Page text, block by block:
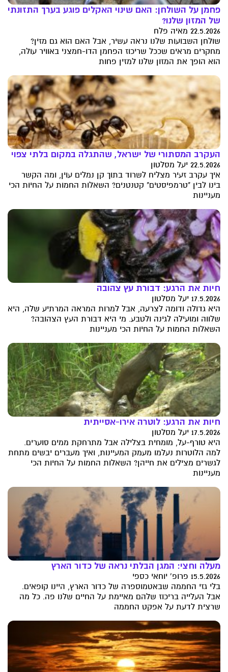
פחמן על השולחן: האם שינוי האקלים פוגע בערך התזונתי
של המזון שלנו?
22.5.2026 מאיה פלח
שולחן השבועות שלנו נראה עשיר, אבל האם הוא גם מזין?
מחקרים מראים שככל שריכוז הפחמן הדו-חמצני באוויר עולה,
הוא הופך את המזון שלנו למזין פחות
העקרב המסתורי של ישראל, שהתגלה במקום בלתי צפוי
22.5.2026 יעל מסלטון
איך עקרב זעיר מצליח לשרוד בתוך קן נמלים עוין, ומה הקשר
בינו לבין "טרמפיסטים" קטנטנים? השאלות החמות על החיות הכי
מעניינות
חיות את הרגע: דבורת עץ צהובה
17.5.2026 יעל מסלטון
היא גדולה ודומה לצרעה, אבל למרות המראה המרתיע שלה, היא
שלווה ומועילה לגינה ולטבע. מי היא דבורת העץ הצהובה?
השאלות החמות על החיות הכי מעניינות
חיות את הרגע: לוטרה אירו-אסייתית
17.5.2026 יעל מסלטון
היא טורף-על, מומחית בצלילה אבל מתרחקת ממים סוערים.
למה הלוטרות נעלמו מעמק המעיינות, ואיך מעברים יבשים מתחת
לגשרים מצילים את חייהן? השאלות החמות על החיות הכי
מעניינות
מעלה וחצי: המגן הבלתי נראה של כדור הארץ
15.5.2026 פרופ' יוחאי כספי
בלי גזי החממה שבאטמוספרה של כדור הארץ, היינו קופאים.
אבל העלייה בריכוז שלהם מאיימת על החיים שלנו פה. כל מה
שרצית לדעת על אפקט החממה